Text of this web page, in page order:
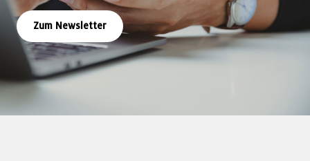
Zum Newsletter